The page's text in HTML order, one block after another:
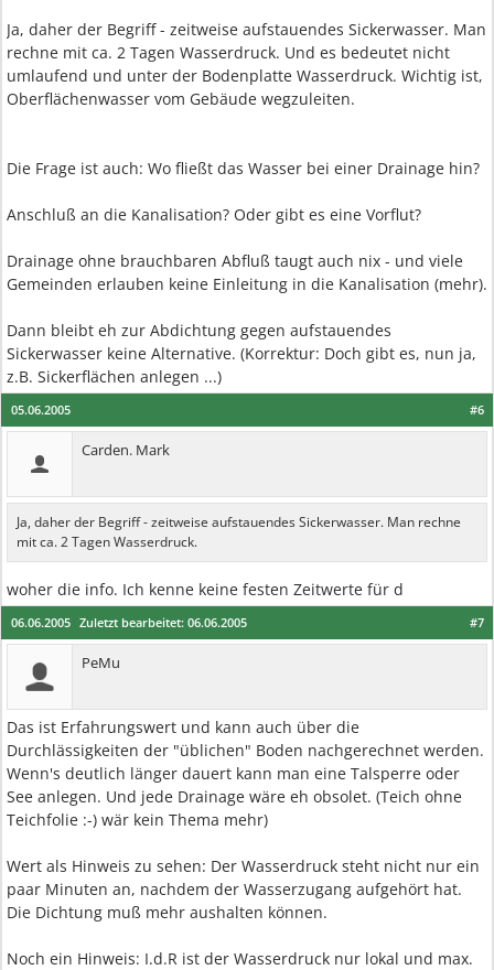
Ja, daher der Begriff - zeitweise aufstauendes Sickerwasser. Man
rechne mit ca. 2 Tagen Wasserdruck. Und es bedeutet nicht
umlaufend und unter der Bodenplatte Wasserdruck. Wichtig ist,
Oberflächenwasser vom Gebäude wegzuleiten.
Die Frage ist auch: Wo fließt das Wasser bei einer Drainage hin?
Anschluß an die Kanalisation? Oder gibt es eine Vorflut?
Drainage ohne brauchbaren Abfluß taugt auch nix - und viele
Gemeinden erlauben keine Einleitung in die Kanalisation (mehr).
Dann bleibt eh zur Abdichtung gegen aufstauendes
Sickerwasser keine Alternative. (Korrektur: Doch gibt es, nun ja,
z.B. Sickerflächen anlegen ...)
#6
05.06.2005
Carden. Mark
Ja, daher der Begriff - zeitweise aufstauendes Sickerwasser. Man rechne
mit ca. 2 Tagen Wasserdruck.
woher die info. Ich kenne keine festen Zeitwerte für d
#7
06.06.2005 Zuletzt bearbeitet: 06.06.2005
PeMu
Das ist Erfahrungswert und kann auch über die
Durchlässigkeiten der "üblichen" Boden nachgerechnet werden.
Wenn's deutlich länger dauert kann man eine Talsperre oder
See anlegen. Und jede Drainage wäre eh obsolet. (Teich ohne
Teichfolie :-) wär kein Thema mehr)
Wert als Hinweis zu sehen: Der Wasserdruck steht nicht nur ein
paar Minuten an, nachdem der Wasserzugang aufgehört hat.
Die Dichtung muß mehr aushalten können.
Noch ein Hinweis: I.d.R ist der Wasserdruck nur lokal und max.